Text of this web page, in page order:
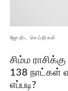
ஜோதிட செய்திகள்
சிம்ம
138 நாட்கள்
எப்படி?